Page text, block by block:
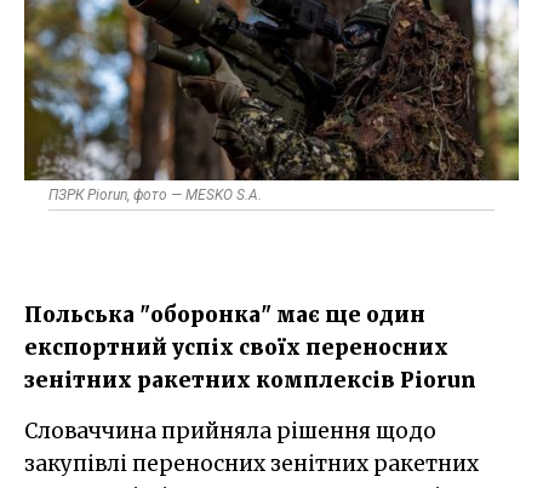
ПЗРК Piorun, фото — MESKO S.A.
Польська "оборонка" має ще один
експортний успіх своїх переносних
зенітних ракетних комплексів Piorun
Словаччина прийняла рішення щодо
закупівлі переносних зенітних ракетних